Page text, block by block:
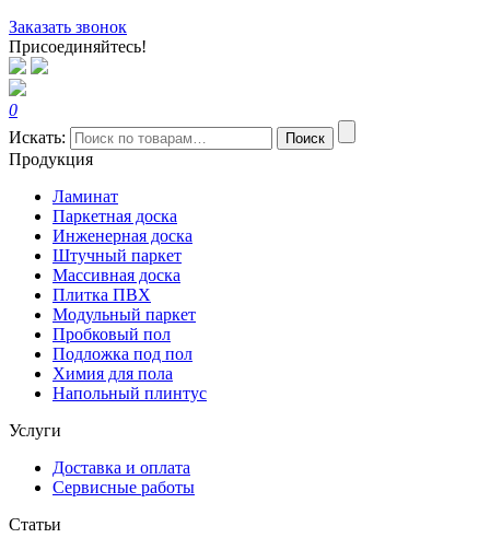
Заказать звонок
Присоединяйтесь!
0
Искать:
Поиск
Продукция
Ламинат
Паркетная доска
Инженерная доска
Штучный паркет
Массивная доска
Плитка ПВХ
Модульный паркет
Пробковый пол
Подложка под пол
Химия для пола
Напольный плинтус
Услуги
Доставка и оплата
Сервисные работы
Статьи